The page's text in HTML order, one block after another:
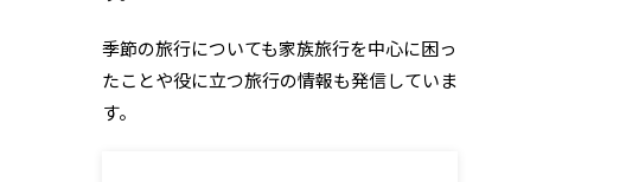
季節の旅行についても家族旅行を中心に困っ
たことや役に立つ旅行の情報も発信していま
す。